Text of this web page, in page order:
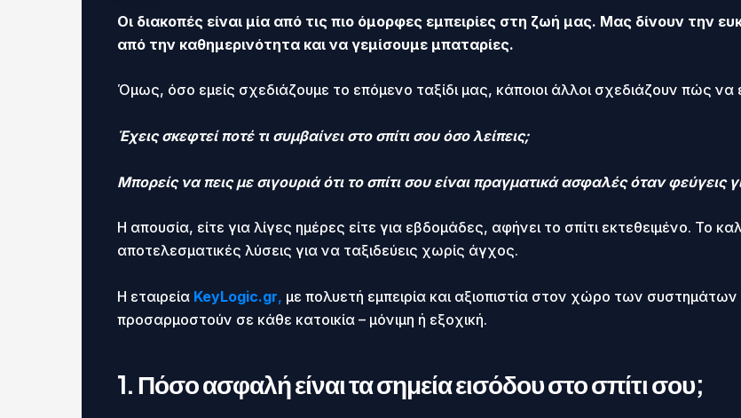
Οι διακοπές είναι μία από τις πιο όμορφες εμπειρίες στη ζωή μας. Μας δίνουν την
από την καθημερινότητα και να γεμίσουμε μπαταρίες.
Όμως, όσο εμείς σχεδιάζουμε το επόμενο ταξίδι μας, κάποιοι άλλοι σχεδιάζουν πώς
Έχεις σκεφτεί ποτέ τι συμβαίνει στο σπίτι σου όσο λείπεις;
Μπορείς να πεις με σιγουριά ότι το σπίτι σου είναι πραγματικά ασφαλές όταν φεύγεις
Η απουσία, είτε για λίγες ημέρες είτε για εβδομάδες, αφήνει το σπίτι εκτεθειμένο. Το
αποτελεσματικές λύσεις για να ταξιδεύεις χωρίς άγχος.
Η εταιρεία KeyLogic.gr, με πολυετή εμπειρία και αξιοπιστία στον χώρο των
προσαρμοστούν σε κάθε κατοικία – μόνιμη ή εξοχική.
1. Πόσο ασφαλή είναι τα σημεία εισόδου στο σπίτι σου;